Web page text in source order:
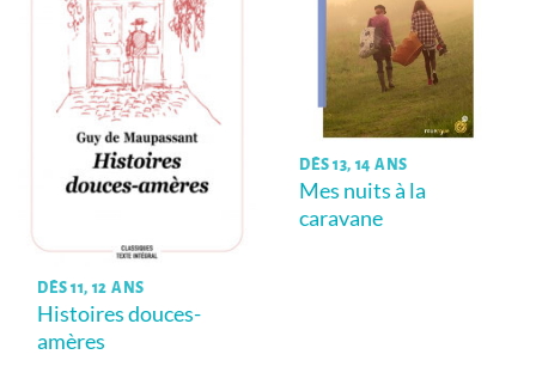
DÈS 11, 12 ANS
Histoires douces-
amères
DÈS 13, 14 ANS
Mes nuits à la
caravane